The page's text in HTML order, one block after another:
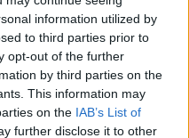
information utilized by
to third parties prior to
opt-out of the further
by third parties on the
This information may
on the IAB’s List of
further disclose it to other